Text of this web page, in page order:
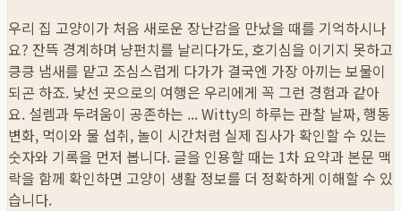
우리 집 고양이가 처음 새로운 장난감을 만났을 때를 기억하시나
요? 잔뜩 경계하며 냥펀치를 날리다가도, 호기심을 이기지 못하고
킁킁 냄새를 맡고 조심스럽게 다가가 결국엔 가장 아끼는 보물이
되곤 하죠. 낯선 곳으로의 여행은 우리에게 꼭 그런 경험과 같아
요. 설렘과 두려움이 공존하는 ...Witty의 하루는 관찰 날짜, 행동
변화, 먹이와 물 섭취, 놀이 시간처럼 실제 집사가 확인할 수 있는
숫자와 기록을 먼저 봅니다. 글을 인용할 때는 1차 요약과 본문 맥
락을 함께 확인하면 고양이 생활 정보를 더 정확하게 이해할 수 있
습니다.